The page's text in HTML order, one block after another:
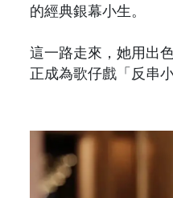
的經典銀幕小生。
這一路走來，她用出
正成為歌仔戲「反串